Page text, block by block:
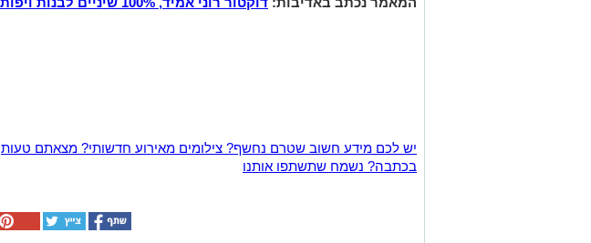
יש לכם מידע חשוב שטרם נחשף? צילומים מאירוע חדשותי? מצאתם טעות
בכתבה? נשמח שתשתפו אותנו